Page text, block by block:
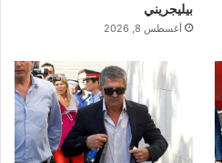
بيليجريني
أغسطس 8, 2026